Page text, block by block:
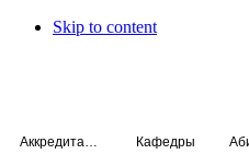
Skip to content
Кафедры